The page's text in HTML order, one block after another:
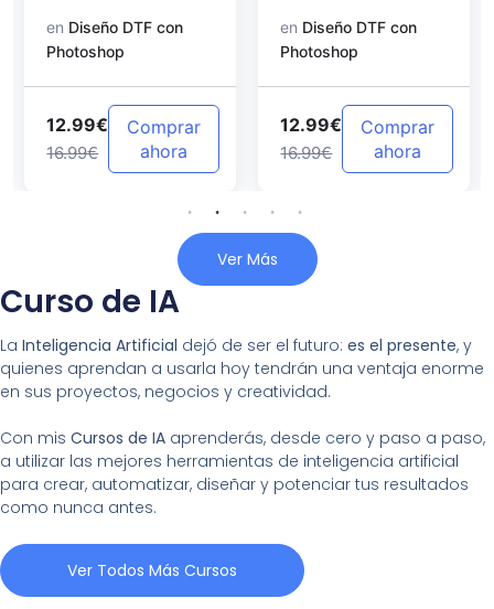
colores con
Photoshop
en Diseño DTF con
Photoshop
12.99€
16.99€
Comprar
ahora
Photoshop
en Diseño DTF con
Photoshop
12.99€
16.99€
Comprar
ahora
Ver Más
Curso de IA
La Inteligencia Artificial dejó de ser el futuro: es el presente, y
quienes aprendan a usarla hoy tendrán una ventaja enorme
en sus proyectos, negocios y creatividad.
Con mis Cursos de IA aprenderás, desde cero y paso a paso,
a utilizar las mejores herramientas de inteligencia artificial
para crear, automatizar, diseñar y potenciar tus resultados
como nunca antes.
Ver Todos Más Cursos